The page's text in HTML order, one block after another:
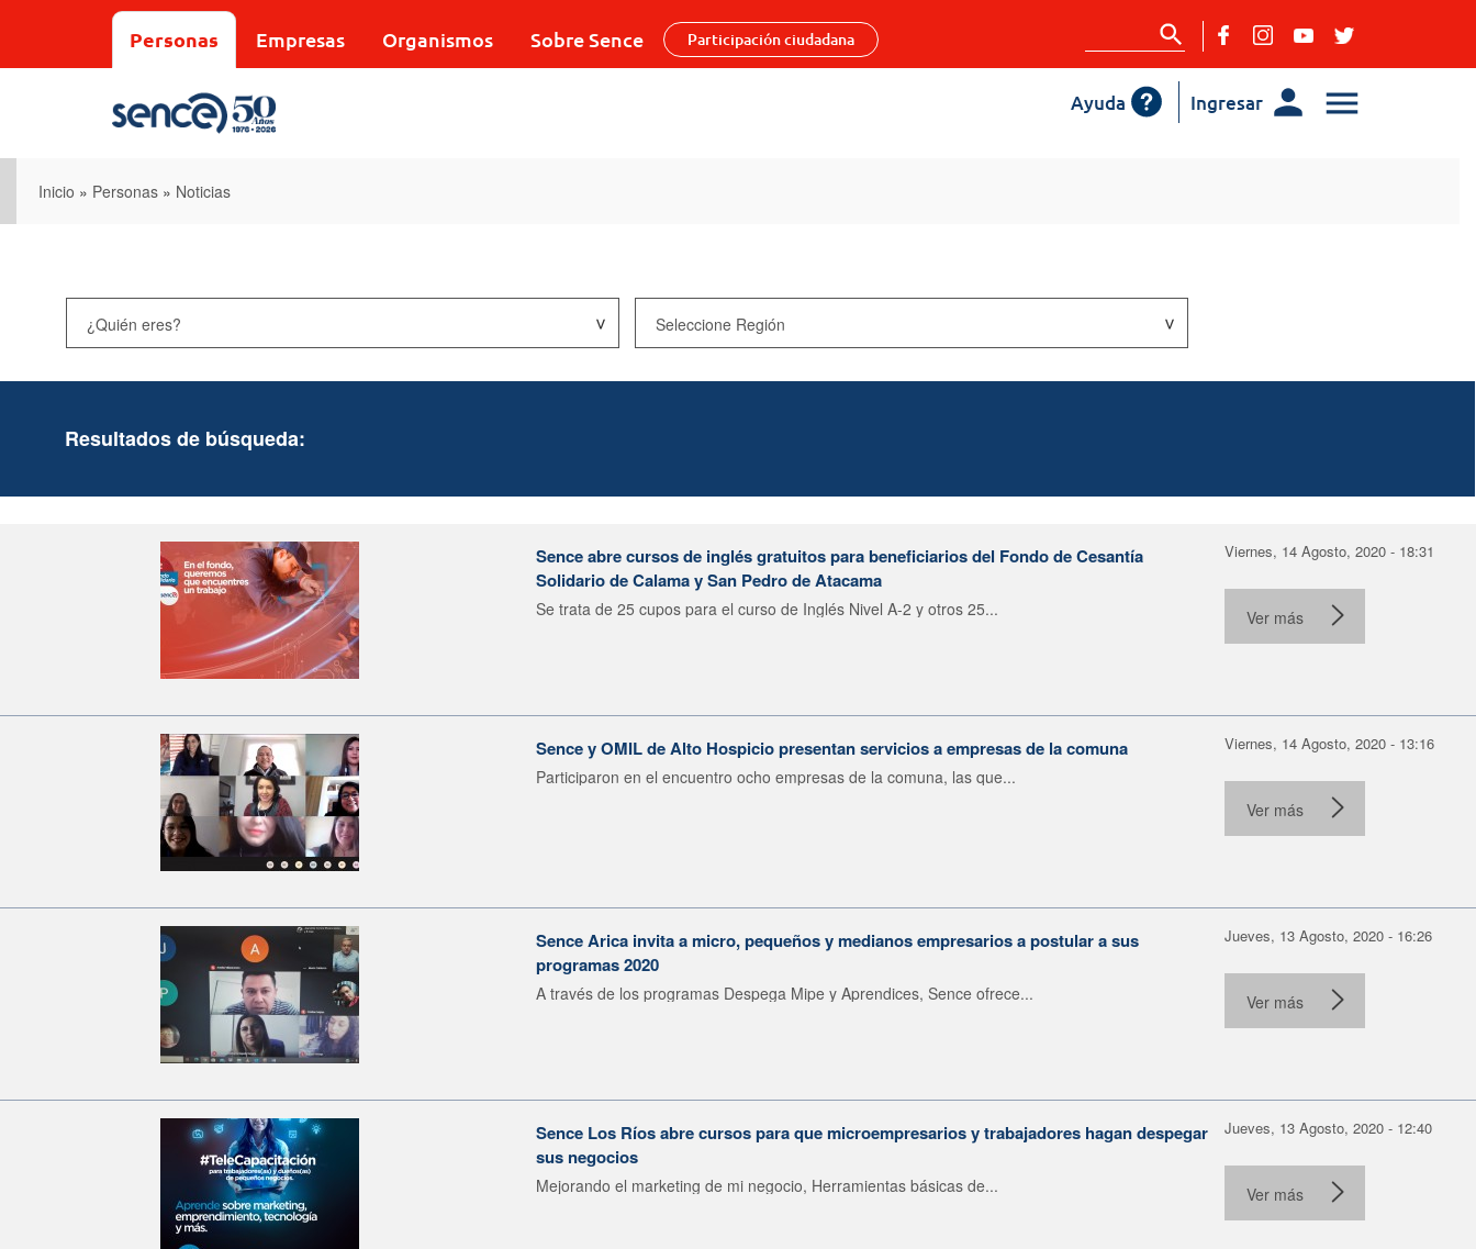
Personas Empresas Organismos Sobre Sence Participación ciudadana
Ingresar
Ayuda
Inicio » Personas » Noticias
Resultados de búsqueda:
Sence abre cursos de inglés gratuitos para beneficiarios del Fondo de Cesantía
Solidario de Calama y San Pedro de Atacama
Se trata de 25 cupos para el curso de Inglés Nivel A-2 y otros 25...
Viernes, 14 Agosto, 2020 - 18:31
Ver más
Sence y OMIL de Alto Hospicio presentan servicios a empresas de la comuna
Participaron en el encuentro ocho empresas de la comuna, las que...
Viernes, 14 Agosto, 2020 - 13:16
Ver más
Sence Arica invita a micro, pequeños y medianos empresarios a postular a sus
programas 2020
A través de los programas Despega Mipe y Aprendices, Sence ofrece...
Jueves, 13 Agosto, 2020 - 16:26
Ver más
Sence Los Ríos abre cursos para que microempresarios y trabajadores hagan despegar
sus negocios
Mejorando el marketing de mi negocio, Herramientas básicas de...
Jueves, 13 Agosto, 2020 - 12:40
Ver más